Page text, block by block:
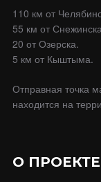
110 км от
55 км от
20 от Озерска.
5 км от Кыштыма.
Отправная точка
находится на
О ПРОЕКТЕ